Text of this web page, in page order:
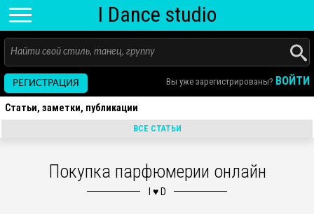
I Dance studio
Вы уже зарегистрированы? ВОЙТИ
РЕГИСТРАЦИЯ
Статьи, заметки, публикации
ВСЕ СТАТЬИ
Покупка парфюмерии онлайн